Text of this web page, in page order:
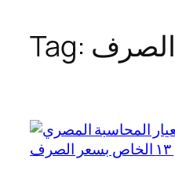
Tag: